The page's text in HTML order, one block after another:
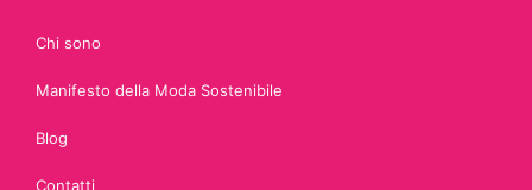
Chi sono
Manifesto della Moda Sostenibile
Blog
Contatti